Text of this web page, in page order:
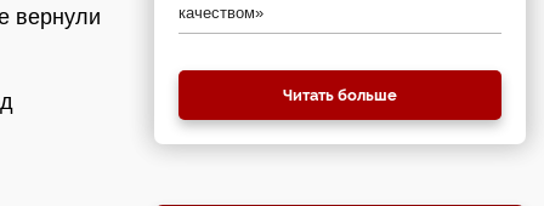
вернули
качеством»
Читать больше